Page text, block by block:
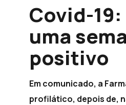
Covid-
uma
positivo
Em comunicado, a
profilático, depois de,